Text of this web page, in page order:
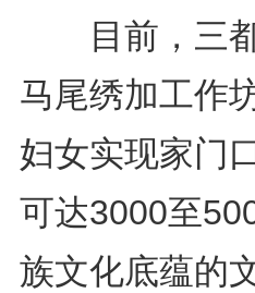
目前，三都
马尾绣加工作
妇女实现家门
可达3000至
族文化底蕴的